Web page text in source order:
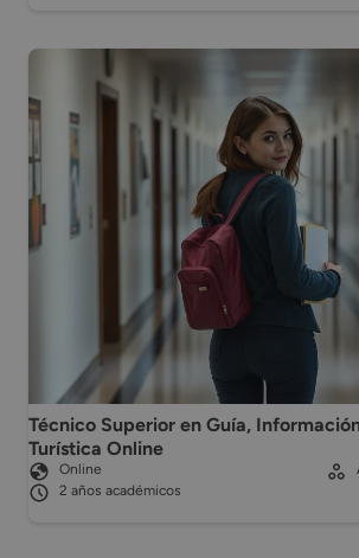
Técnico Superior en Guía,
Turística Online
Online
2 años académicos